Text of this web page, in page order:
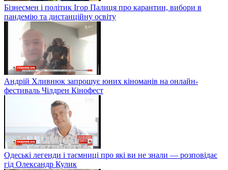
Бізнесмен і політик Ігор Палиця про карантин, вибори в
пандемію та дистанційну освіту
Андрій Хливнюк запрошує юних кіноманів на онлайн-
фестиваль Чілдрен Кінофест
Одеські легенди і таємниці про які ви не знали — розповідає
гід Олександр Кулик